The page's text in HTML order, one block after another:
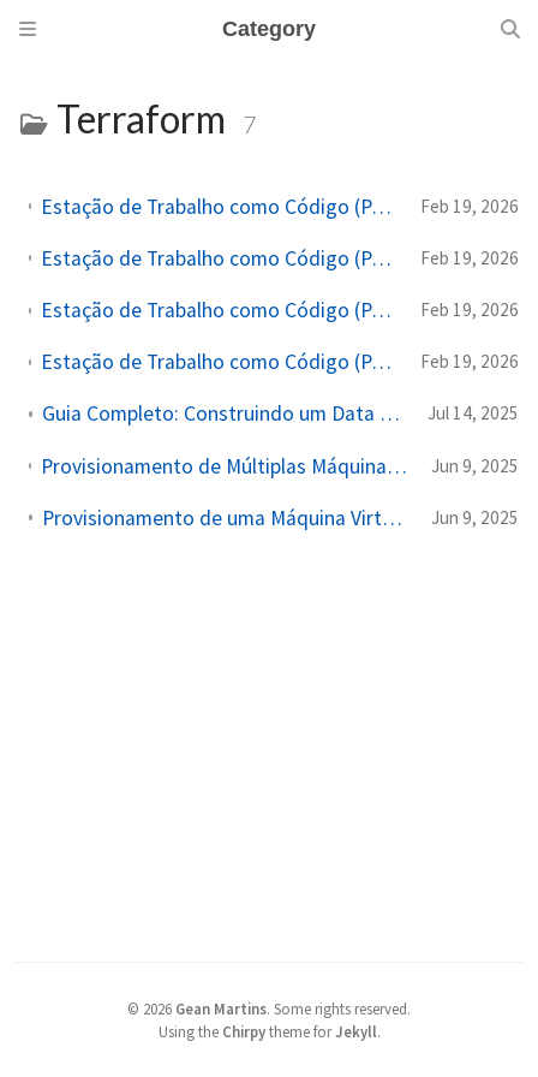
Category
Terraform 7
Estação de Trabalho como Código (Parte 14): Infraestrutura no GCP com Terraform Feb 19, 2026
Estação de Trabalho como Código (Parte 13): Infraestrutura no Azure com Terraform Feb 19, 2026
Estação de Trabalho como Código (Parte 12): Infraestrutura na AWS com Terraform Feb 19, 2026
Estação de Trabalho como Código (Parte 7): Infraestrutura como Código com Terraform e LIBVIRT Feb 19, 2026
Guia Completo: Construindo um Data Center Local com Terraform e KVM/Libvirt Jul 14, 2025
Provisionamento de Múltiplas Máquinas Virtuais (VMs) no KVM utilizando Terraform com Rede Personalizada Jun 9, 2025
Provisionamento de uma Máquina Virtual (VM) no KVM utilizando Terraform Jun 9, 2025
© 2026 Gean Martins. Some rights reserved.
Using the Chirpytheme forJekyll.